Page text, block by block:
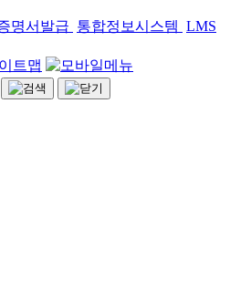
명서발급 통합정보시스템 LMS